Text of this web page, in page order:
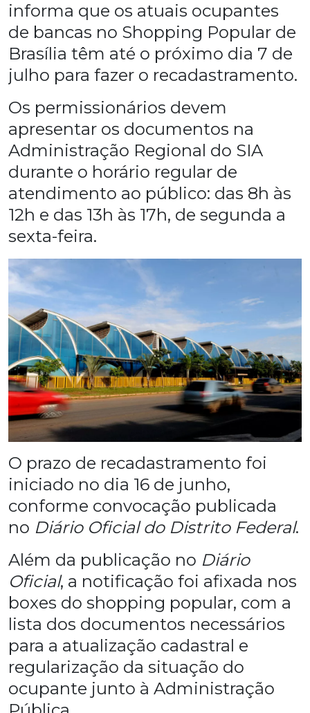
informa que os atuais ocupantes
de bancas no Shopping Popular de
Brasília têm até o próximo dia 7 de
julho para fazer o recadastramento.
Os permissionários devem
apresentar os documentos na
Administração Regional do SIA
durante o horário regular de
atendimento ao público: das 8h às
12h e das 13h às 17h, de segunda a
sexta-feira.
O prazo de recadastramento foi
iniciado no dia 16 de junho,
conforme convocação publicada
no Diário Oficial do Distrito Federal.
Além da publicação no Diário
Oficial, a notificação foi afixada nos
boxes do shopping popular, com a
lista dos documentos necessários
para a atualização cadastral e
regularização da situação do
ocupante junto à Administração